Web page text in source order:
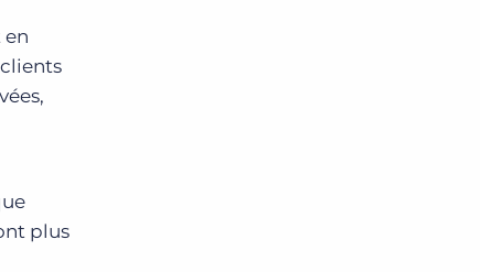
en
plus